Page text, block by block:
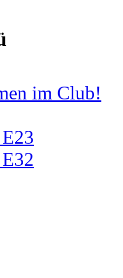
im Club!